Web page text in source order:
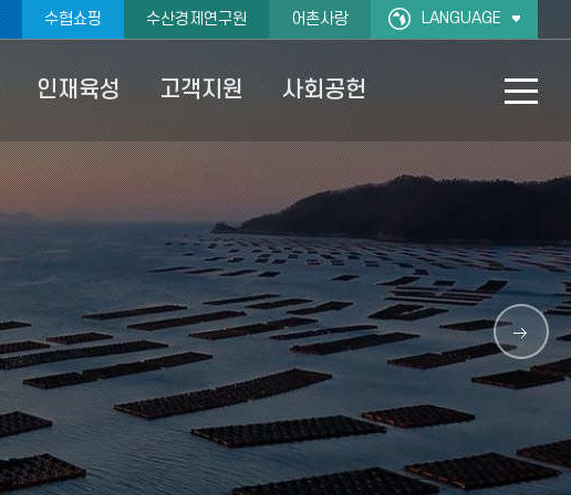
수협쇼핑 수산경제연구원 어촌사랑 LANGUAGE
인재육성 고객지원 사회공헌